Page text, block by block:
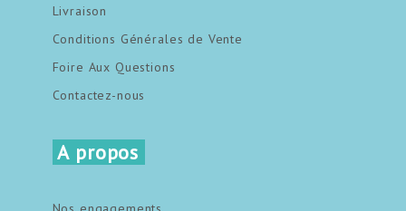
Livraison
Conditions Générales de Vente
Foire Aux Questions
Contactez-nous
A propos